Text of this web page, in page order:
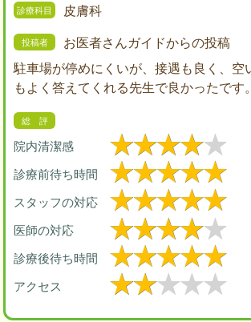
皮膚科
お医者さんガイドからの投稿
駐車場が停めにくいが、接遇も良く、空
もよく答えてくれる先生で良かったです。
院内清潔感
診療前待ち時間
スタッフの対応
医師の対応
診療後待ち時間
アクセス